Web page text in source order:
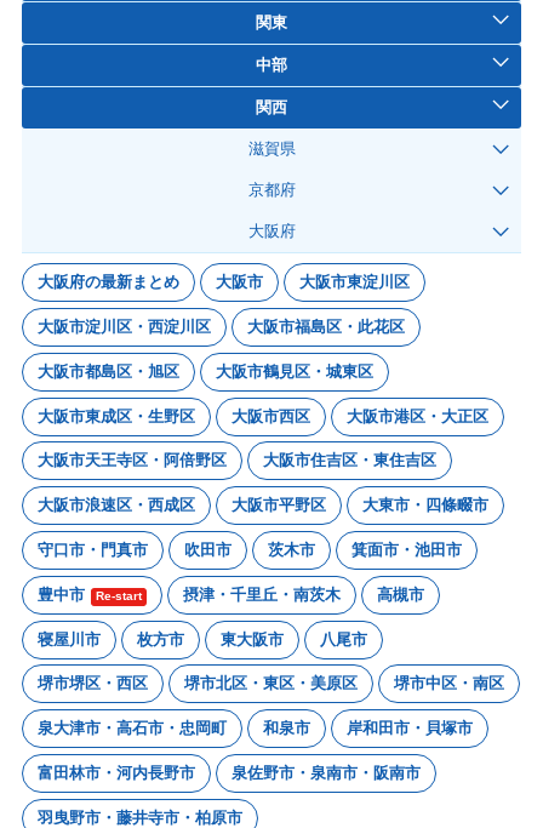
関東
中部
関西
滋賀県
京都府
大阪府
大阪府の最新まとめ 大阪市 大阪市東淀川区
大阪市淀川区・西淀川区 大阪市福島区・此花区
大阪市都島区・旭区 大阪市鶴見区・城東区
大阪市東成区・生野区 大阪市西区 大阪市港区・大正区
大阪市天王寺区・阿倍野区 大阪市住吉区・東住吉区
大阪市浪速区・西成区 大阪市平野区 大東市・四條畷市
守口市・門真市 吹田市 茨木市 箕面市・池田市
豊中市 Re-start 摂津・千里丘・南茨木 高槻市
寝屋川市 枚方市 東大阪市 八尾市
堺市堺区・西区 堺市北区・東区・美原区 堺市中区・南区
泉大津市・高石市・忠岡町 和泉市 岸和田市・貝塚市
富田林市・河内長野市 泉佐野市・泉南市・阪南市
羽曳野市・藤井寺市・柏原市